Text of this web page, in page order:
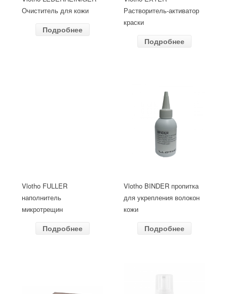
Очиститель для кожи
Подробнее
Растворитель-активатор
краски
Подробнее
Vlotho FULLER
наполнитель
микротрещин
Подробнее
Vlotho BINDER пропитка
для укрепления волокон
кожи
Подробнее